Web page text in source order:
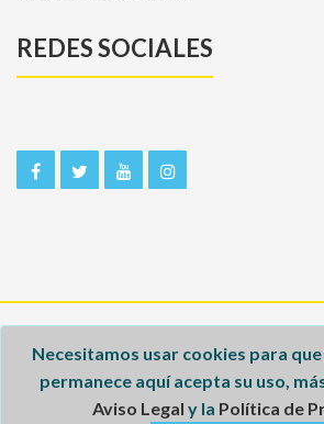
REDES SOCIALES
Inicio
Aviso legal
Necesitamos usar cookies para
permanece aquí acepta su uso,
Aviso Legal y la Política de